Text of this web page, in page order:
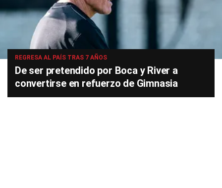
REGRESA AL PAÍS TRAS 7 AÑOS
De ser pretendido por Boca y River a
convertirse en refuerzo de Gimnasia